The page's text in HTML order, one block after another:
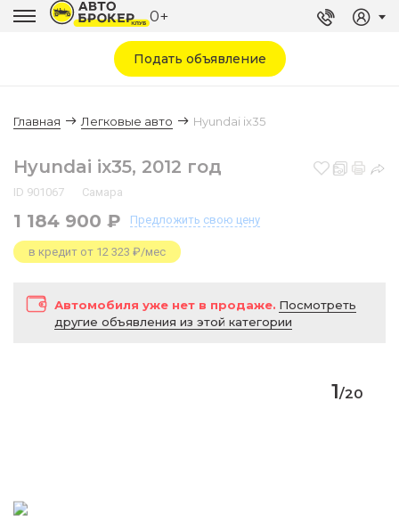
0+
Подать объявление
Главная Легковые авто Hyundai ix35
Hyundai ix35, 2012 год
ID 901067 Самара
1 184 900 ₽ Предложить свою цену
в кредит от 12 323 ₽/мес
Автомобиля уже нет в продаже. Посмотреть
другие объявления из этой категории
1/20